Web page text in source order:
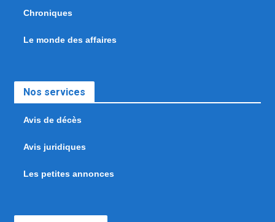
Chroniques
Le monde des affaires
Nos services
Avis de décès
Avis juridiques
Les petites annonces